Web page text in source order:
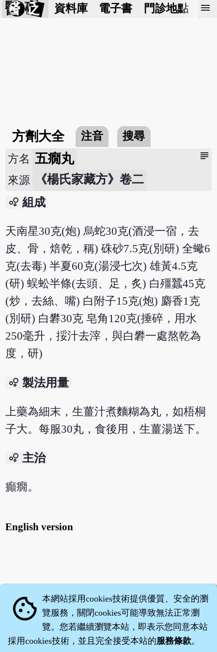
醫 砭 資料庫 電子書 門診地點 預
menu
方劑大全 注音 搜尋
subject
方名 五癇丸
來源 《楊氏家藏方》卷二
bubble_chart 組成
天南星30克(炮) 烏蛇30克(酒浸一宿，去
皮、骨，焙乾，稱) 硃砂7.5克(別研) 全蠍6
克(去毒) 半夏60克(湯浸七次) 雄黃4.5克
(研) 蜈蚣半條(去頭、足，炙) 白殭蠶45克
(炒，去絲、嘴) 白附子15克(炮) 麝香1克
(別研) 白礬30克 皂角120克(捶碎，用水
250毫升，挼汁去滓，與白礬一處熬乾為
度，研)
bubble_chart 製法用量
上藥為細末，生薑汁煮麵糊為丸，如梧桐
子大。每服30丸，食後用，生薑湯送下。
bubble_chart 主治
癲癇。
English version
cookie 本網站採用cookies技術提供優質、安全的瀏
覽服務，關閉cookies可能導致無法正常瀏
覽。您若繼續瀏覽本站，即表示您同意本站
採用cookies技術，並且完全接受本站的服務條款。